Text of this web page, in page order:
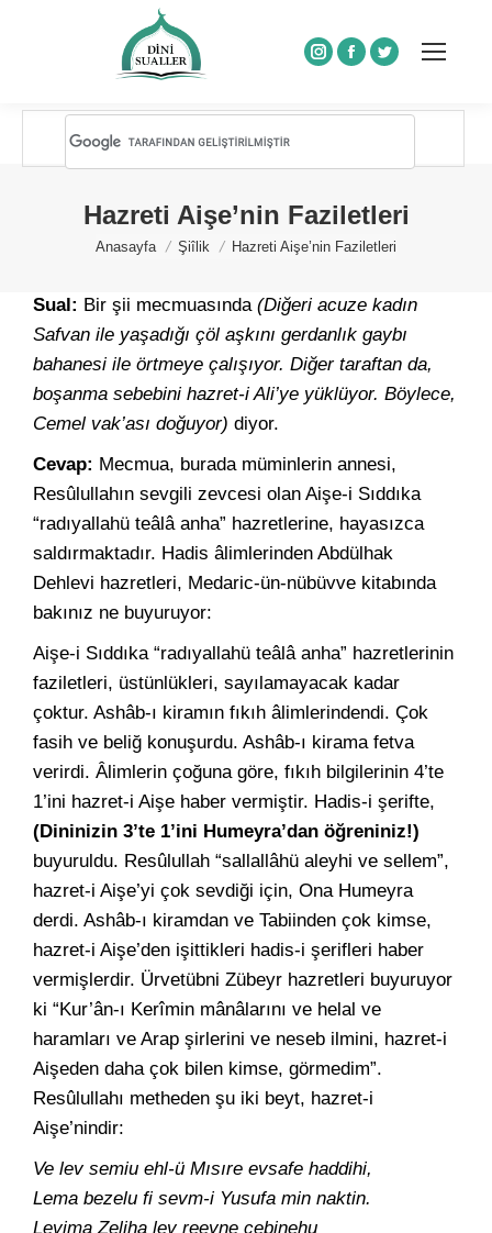
Instagram
Facebook
Twitter
Hazreti Aişe’nin Faziletleri
You are here:
Anasayfa Şiîlik Hazreti Aişe’nin Faziletleri
Sual: Bir şii mecmuasında(Diğeri acuze kadın
Safvan ile yaşadığı çöl aşkını gerdanlık gaybı
bahanesi ile örtmeye çalışıyor. Diğer taraftan da,
boşanma sebebini hazret-i Ali’ye yüklüyor. Böylece,
Cemel vak’ası doğuyor) diyor.
Cevap: Mecmua, burada müminlerin annesi,
Resûlullahın sevgili zevcesi olan Aişe-i Sıddıka
“radıyallahü teâlâ anha” hazretlerine, hayasızca
saldırmaktadır. Hadis âlimlerinden Abdülhak
Dehlevi hazretleri, Medaric-ün-nübüvve kitabında
bakınız ne buyuruyor:
Aişe-i Sıddıka “radıyallahü teâlâ anha” hazretlerinin
faziletleri, üstünlükleri, sayılamayacak kadar
çoktur. Ashâb-ı kiramın fıkıh âlimlerindendi. Çok
fasih ve beliğ konuşurdu. Ashâb-ı kirama fetva
verirdi. Âlimlerin çoğuna göre, fıkıh bilgilerinin 4’te
1’ini hazret-i Aişe haber vermiştir. Hadis-i şerifte,
(Dininizin 3’te 1’ini Humeyra’dan öğreniniz!)
buyuruldu. Resûlullah “sallallâhü aleyhi ve sellem”,
hazret-i Aişe’yi çok sevdiği için, Ona Humeyra
derdi. Ashâb-ı kiramdan ve Tabiinden çok kimse,
hazret-i Aişe’den işittikleri hadis-i şerifleri haber
vermişlerdir. Ürvetübni Zübeyr hazretleri buyuruyor
ki “Kur’ân-ı Kerîmin mânâlarını ve helal ve
haramları ve Arap şirlerini ve neseb ilmini, hazret-i
Aişeden daha çok bilen kimse, görmedim”.
Resûlullahı metheden şu iki beyt, hazret-i
Aişe’nindir:
Ve lev semiu ehl-ü Mısıre evsafe haddihi,
Lema bezelu fi sevm-i Yusufa min naktin.
Levima Zeliha lev reeyne cebinehu